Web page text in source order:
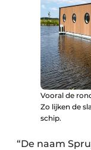
Vooral de
Zo lijken de
schip.
“De naam